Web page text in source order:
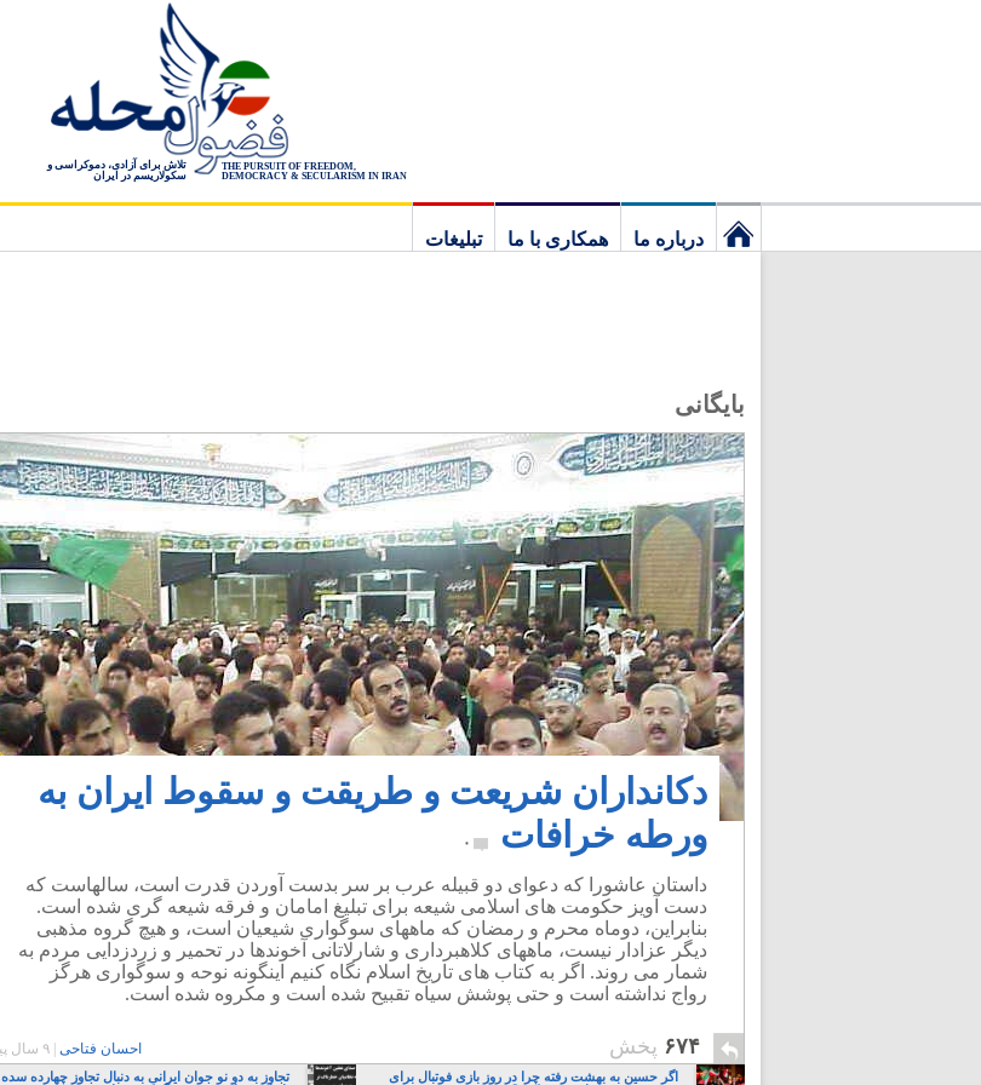
THE PURSUIT OF FREEDOM,
DEMOCRACY & SECULARISM IN IRAN
تلاش برای آزادی، دموکراسی و
سکولاریسم در ایران
درباره ما همکاری با ما
تبلیغات
بایگانی
دکانداران شریعت و طریقت و سقوط ایران به
ورطه خرافات
۰
داستان عاشورا که دعوای دو قبیله عرب بر سر بدست آوردن قدرت است، سالهاست که
دست آویز حکومت های اسلامی شیعه برای تبلیغ امامان و فرقه شیعه گری شده است.
بنابراین، دوماه محرم و رمضان که ماههای سوگواری شیعیان است، و هیچ گروه مذهبی
دیگر عزادار نیست، ماههای کلاهبرداری و شارلاتانی آخوندها در تحمیر و زردزدایی مردم به
شمار می روند. اگر به کتاب های تاریخ اسلام نگاه کنیم اینگونه نوحه و سوگواری هرگز
رواج نداشته است و حتی پوشش سیاه تقبیح شده است و مکروه شده است.
۶۷۴ پخش احسان فتاحی ۹ سال پیش
اگر حسین به بهشت رفته چرا در روز بازی فوتبال برای
تجاوز به دو نو جوان ایرانی به دنبال تجاوز چهارده سده